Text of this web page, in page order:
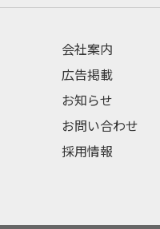
会社案内
広告掲載
お知らせ
お問い合わせ
採用情報